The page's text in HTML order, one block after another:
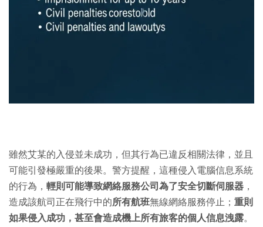
雖然艾某的入侵並未成功，但其行為已違反相關法律，並且
可能引發極嚴重的後果。警方提醒，這種侵入電腦信息系統
的行為， 輕則可能導致網絡服務公司為了安全切斷伺服器 ，
造成該航司正在飛行中的所有航班無線網絡服務停止； 重則
如果侵入成功，甚至會造成機上所有旅客的個人信息洩露。